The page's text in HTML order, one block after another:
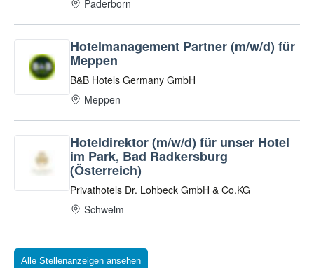
Alle Stellenanzeigen ansehen